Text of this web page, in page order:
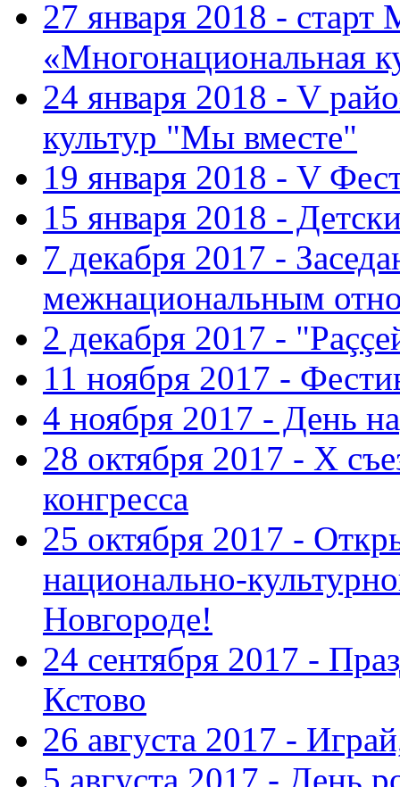
27 января 2018 - старт
«Многонациональная
24 января 2018 - V
культур "Мы вместе"
19 января 2018 - V
15 января 2018 -
7 декабря 2017 -
межнациональным
2 декабря 2017 -
11 ноября 2017 -
4 ноября 2017 - День
28 октября 2017 - Х
конгресса
25 октября 2017 -
национально-
Новгороде!
24 сентября 2017 -
Кстово
26 августа 2017 -
5 августа 2017 - День